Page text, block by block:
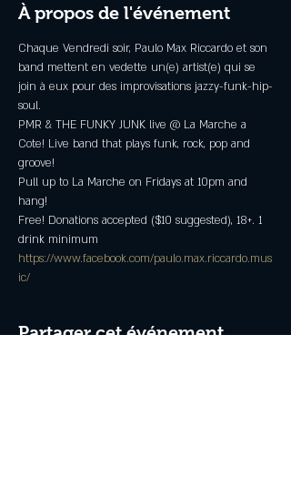
À propos de l'événement
Chaque Vendredi soir, Paulo Max Riccardo et son
band mettent en vedette un(e) artist(e) qui se
join à eux pour des improvisations jazzy-funk-hip-
soul.
PMR & THE FUNKY JUNK live @ La Marche a
Cote! Live band that plays funk, rock, pop and
groove!
Pull up to La Marche on Fridays at 10pm and
hang!
Free! Donations accepted ($10 suggested), 18+. 1
drink minimum
https://www.facebook.com/paulo.max.riccardo.mus
ic/
Partager cet événement